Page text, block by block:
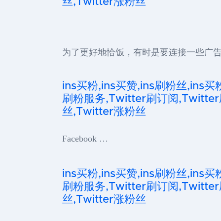
为了更好地恰饭，有时是要连接一些广
ins买粉,ins买赞,ins刷粉丝,ins
刷粉服务,Twitter刷订阅
丝,Twitter涨粉丝
Facebook …
ins买粉,ins买赞,ins刷粉丝,ins
刷粉服务,Twitter刷订阅
丝,Twitter涨粉丝